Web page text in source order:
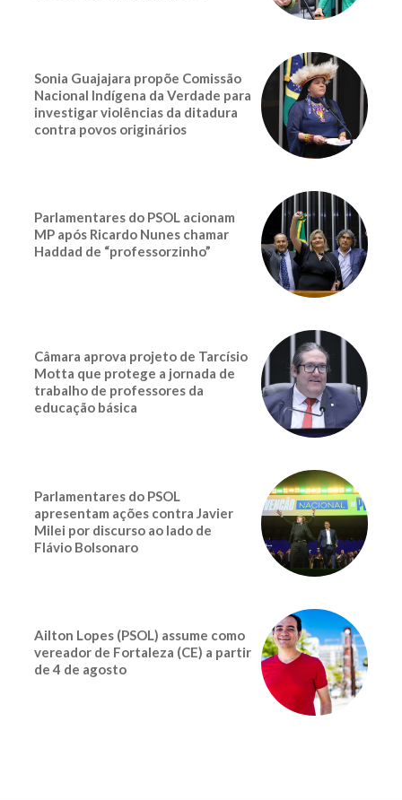
Sonia Guajajara propõe Comissão
Nacional Indígena da Verdade para
investigar violências da ditadura
contra povos originários
Parlamentares do PSOL acionam
MP após Ricardo Nunes chamar
Haddad de “professorzinho”
Câmara aprova projeto de Tarcísio
Motta que protege a jornada de
trabalho de professores da
educação básica
Parlamentares do PSOL
apresentam ações contra Javier
Milei por discurso ao lado de
Flávio Bolsonaro
Ailton Lopes (PSOL) assume como
vereador de Fortaleza (CE) a partir
de 4 de agosto